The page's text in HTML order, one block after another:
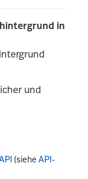
in
und
(sieheAPI-